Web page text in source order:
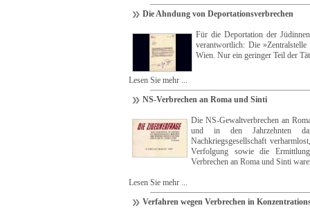
Die Ahndung von Deportationsverbrechen
Für die Deportation der
verantwortlich: Die
Wien. Nur ein geringer Teil der
Lesen Sie mehr ...
NS-Verbrechen an Roma und Sinti
Die NS-Gewaltverbrechen an
und in den Jahrzehnten
Nachkriegsgesellschaft
Verfolgung sowie die
Verbrechen an Roma und Sinti
Lesen Sie mehr ...
Verfahren wegen Verbrechen in